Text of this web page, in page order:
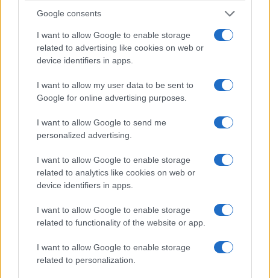
Google consents
I want to allow Google to enable storage
related to advertising like cookies on web or
device identifiers in apps.
I want to allow my user data to be sent to
Google for online advertising purposes.
I want to allow Google to send me
personalized advertising.
I want to allow Google to enable storage
related to analytics like cookies on web or
device identifiers in apps.
I want to allow Google to enable storage
related to functionality of the website or app.
I want to allow Google to enable storage
related to personalization.
Θέουτα: Οι «27» αναζητούν κοινή γραμμή μετά τη
μαζική είσοδο 60.000 μεταναστών
4/08/2026 - 10:56πμ
Γαλλία: Δεκάδες βόμβες του Β’ Παγκόσμιου
Μπορντό